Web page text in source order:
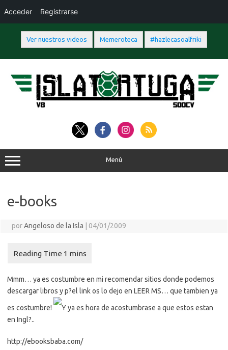
Ver nuestros videos Memeroteca #hazlecasoalfriki
contenido
Menú
e-books
porAngeloso de la Isla 04/01/2009
Mmm… ya es costumbre en mi recomendar sitios donde podemos
descargar libros y p?el link os lo dejo en LEER MS… que tambien ya
es costumbre!
Y ya es hora de acostumbrase a que estos estan
en Ingl?..
http://ebooksbaba.com/
Acceder Registrarse